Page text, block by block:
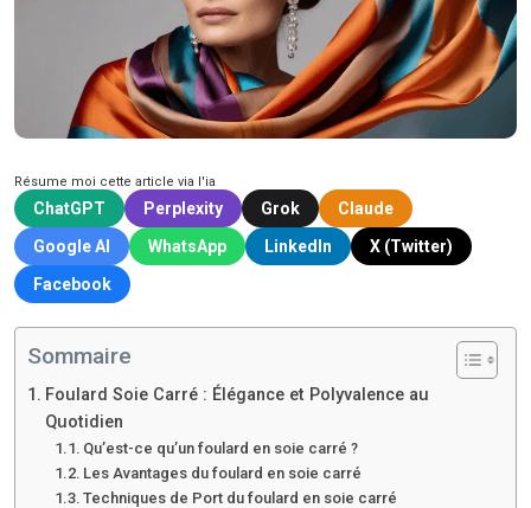
Résume moi cette article via l'ia
ChatGPT Perplexity Grok
Claude
Google AI
WhatsApp LinkedIn
X (Twitter)
Facebook
Sommaire
Foulard Soie Carré : Élégance et Polyvalence au
Quotidien
Qu’est-ce qu’un foulard en soie carré ?
Les Avantages du foulard en soie carré
Techniques de Port du foulard en soie carré